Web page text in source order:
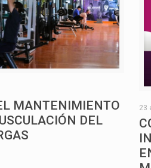
MANTENIMIENTO
DEL
23